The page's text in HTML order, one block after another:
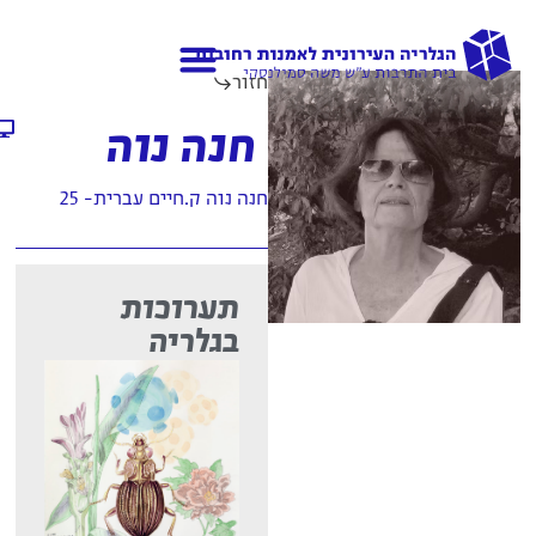
חזור
חנה נוה
חנה נוה ק.חיים עברית- 25
תערוכות
בגלריה